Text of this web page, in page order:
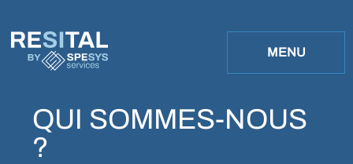
BY
MENU
QUI SOMMES-NOUS
?